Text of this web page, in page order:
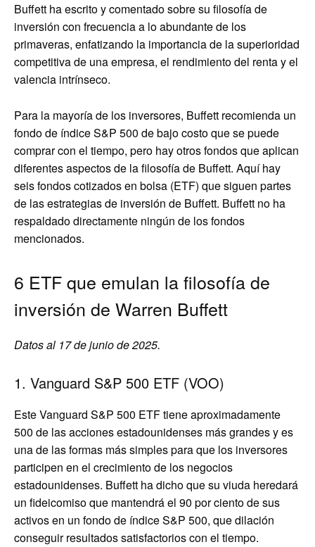
Buffett ha escrito y comentado sobre su filosofía de
inversión con frecuencia a lo abundante de los
primaveras, enfatizando la importancia de la superioridad
competitiva de una empresa, el rendimiento del renta y el
valencia intrínseco.
Para la mayoría de los inversores, Buffett recomienda un
fondo de índice S&P 500 de bajo costo que se puede
comprar con el tiempo, pero hay otros fondos que aplican
diferentes aspectos de la filosofía de Buffett. Aquí hay
seis fondos cotizados en bolsa (ETF) que siguen partes
de las estrategias de inversión de Buffett. Buffett no ha
respaldado directamente ningún de los fondos
mencionados.
6 ETF que emulan la filosofía de
inversión de Warren Buffett
Datos al 17 de junio de 2025.
1. Vanguard S&P 500 ETF (VOO)
Este Vanguard S&P 500 ETF tiene aproximadamente
500 de las acciones estadounidenses más grandes y es
una de las formas más simples para que los inversores
participen en el crecimiento de los negocios
estadounidenses. Buffett ha dicho que su viuda heredará
un fideicomiso que mantendrá el 90 por ciento de sus
activos en un fondo de índice S&P 500, que dilación
conseguir resultados satisfactorios con el tiempo.